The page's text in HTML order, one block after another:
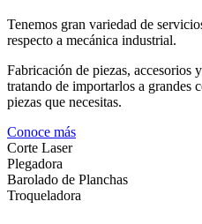
Tenemos gran variedad de
respecto a mecánica industrial.
Fabricación de piezas, accesorios
tratando de importarlos a grandes
piezas que necesitas.
Conoce más
Corte Laser
Plegadora
Barolado de Planchas
Troqueladora